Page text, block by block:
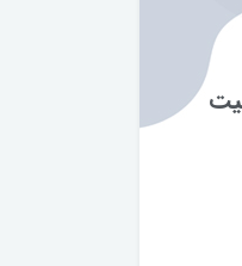
چراغ قوه چکش‌دار پلیسی شارژی مدل RUILANG